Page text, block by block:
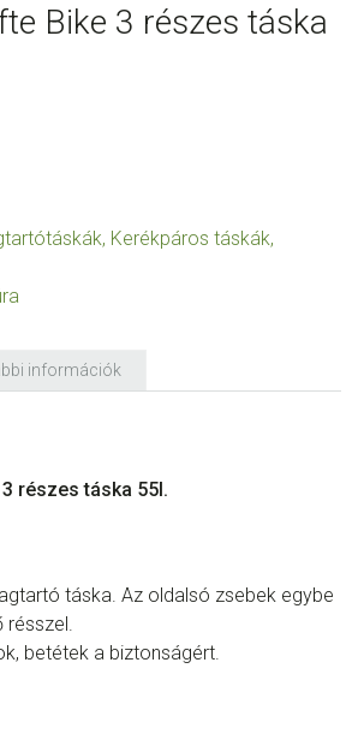
Bike 3 részes táska
, Kerékpáros táskák,
információk
részes táska 55l.
táska. Az oldalsó zsebek egybe
betétek a biztonságért.